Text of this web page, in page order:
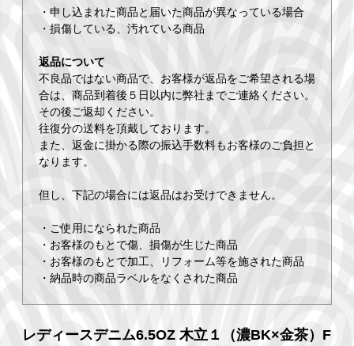
・申し込まれた商品と届いた商品が異なっている場合
・損傷している、汚れている商品
返品について
不良品ではない商品で、お客様が返品をご希望される場
合は、商品到着後５日以内に弊社までご連絡ください。
その後ご返却ください。
往復分の送料を頂戴しております。
また、返金に掛かる際の振込手数料もお客様のご負担と
なります。
但し、下記の場合には返品はお受けできません。
・ご使用になられた商品
・お客様のもとで傷、損傷が生じた商品
・お客様のもとで加工、リフォーム等を施された商品
・納品時の商品ラベルをなくされた商品
レディースデニム6.5OZ 木立１（濃BK×金茶）F